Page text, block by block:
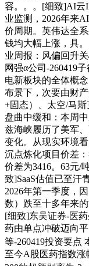
容。。。[细致]AI云
业监测，2026年来
价周期。英伟达全
钱均大幅上涨，具
业周报：风偏回升
网强α公司-260419
电新板块的全体概
布景下，次要由财
+固态）、太空/马
盘曲中缓和：本周
兹海峡履历了美军
变化。从现实环境
沉点炼化项目价差
价差为3416。63元/
致]SaaS估值已至汗
2026年第一季度，
数）跌至十多年来
[细致]东吴证券-医
药由单点冲破迈向
等-260419投资要点
至今A股医药指数涨